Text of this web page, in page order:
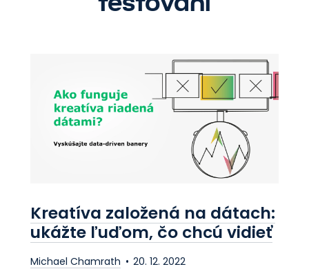
Kreatíva založená na dátach:
ukážte ľuďom, čo chcú vidieť
Michael Chamrath 20. 12. 2022
Posuňme váš
marketing dopredu.
Kontaktujte nás